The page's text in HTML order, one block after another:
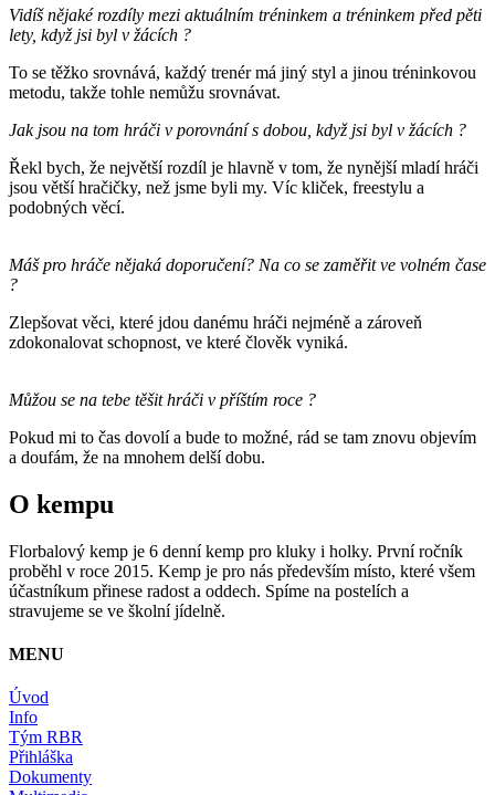
Vidíš nějaké rozdíly mezi aktuálním tréninkem a tréninkem před pěti
lety, když jsi byl v žácích ?
To se těžko srovnává, každý trenér má jiný styl a jinou tréninkovou
metodu, takže tohle nemůžu srovnávat.
Jak jsou na tom hráči v porovnání s dobou, když jsi byl v žácích ?
Řekl bych, že největší rozdíl je hlavně v tom, že nynější mladí hráči
jsou větší hračičky, než jsme byli my. Víc kliček, freestylu a
podobných věcí.
Máš pro hráče nějaká doporučení? Na co se zaměřit ve volném čase
?
Zlepšovat věci, které jdou danému hráči nejméně a zároveň
zdokonalovat schopnost, ve které člověk vyniká.
Můžou se na tebe těšit hráči v příštím roce ?
Pokud mi to čas dovolí a bude to možné, rád se tam znovu objevím
a doufám, že na mnohem delší dobu.
O kempu
Florbalový kemp je 6 denní kemp pro kluky i holky. První ročník
proběhl v roce 2015. Kemp je pro nás především místo, které všem
účastníkum přinese radost a oddech. Spíme na postelích a
stravujeme se ve školní jídelně.
MENU
Úvod
Info
Tým RBR
Přihláška
Dokumenty